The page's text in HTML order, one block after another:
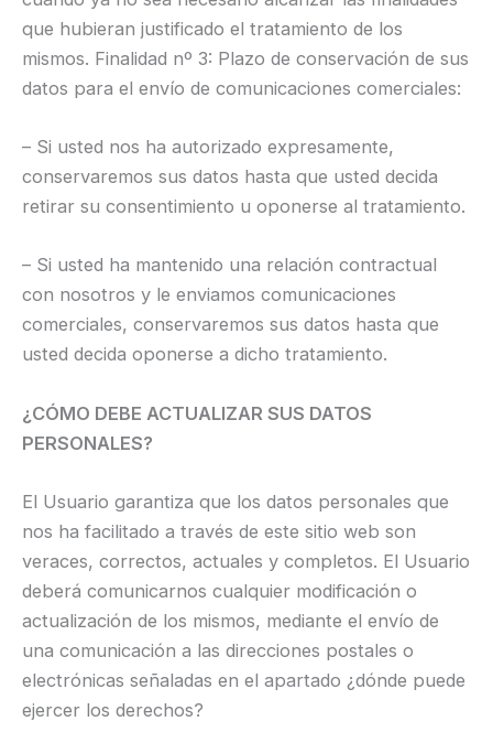
que hubieran justificado el tratamiento de los
mismos. Finalidad nº 3: Plazo de conservación de sus
datos para el envío de comunicaciones comerciales:
– Si usted nos ha autorizado expresamente,
conservaremos sus datos hasta que usted decida
retirar su consentimiento u oponerse al tratamiento.
– Si usted ha mantenido una relación contractual
con nosotros y le enviamos comunicaciones
comerciales, conservaremos sus datos hasta que
usted decida oponerse a dicho tratamiento.
¿CÓMO DEBE ACTUALIZAR SUS DATOS
PERSONALES?
El Usuario garantiza que los datos personales que
nos ha facilitado a través de este sitio web son
veraces, correctos, actuales y completos. El Usuario
deberá comunicarnos cualquier modificación o
actualización de los mismos, mediante el envío de
una comunicación a las direcciones postales o
electrónicas señaladas en el apartado ¿dónde puede
ejercer los derechos?